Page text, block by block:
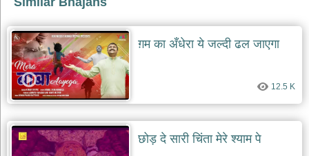
भजन
vishnu
bhajans
बाबा
बालक
नाथ
भजन
baba
balak
nath
ग़म का अँधेरा ये जल्दी ढल जाएगा
12.5 K
छोड़ दे सारी चिंता मेरे श्याम पे